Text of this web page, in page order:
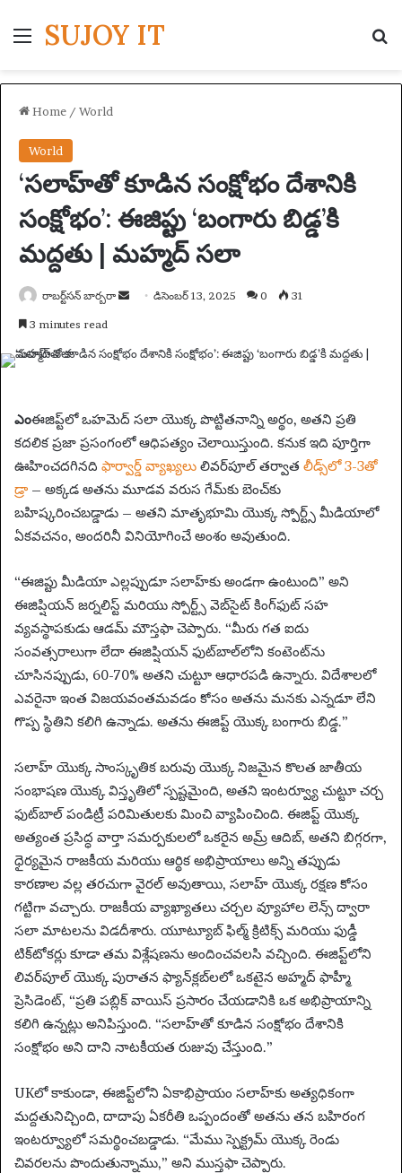
Menu
SUJOY IT
Home / World
World
‘సలాహ్‌తో కూడిన సంక్షోభం దేశానికి
సంక్షోభం’: ఈజిప్టు ‘బంగారు బిడ్డ’కి
మద్దతు | మహ్మద్ సలా
రాబర్ట్‌సన్ బార్బరా
d
e
m
a
i
l
డిసెంబర్ 13, 2025 0 31
3 minutes read
ఎంఈజిప్ట్‌లో ఒహమెద్ సలా యొక్క పొట్టితనాన్ని అర్థం, అతని ప్రతి
కదలిక ప్రజా ప్రసంగంలో ఆధిపత్యం చెలాయిస్తుంది. కనుక ఇది పూర్తిగా
ఊహించదగినది ఫార్వార్డ్ వ్యాఖ్యలు లివర్‌పూల్ తర్వాత లీడ్స్‌లో 3-3తో
డ్రా – అక్కడ అతను మూడవ వరుస గేమ్‌కు బెంచ్‌కు
బహిష్కరించబడ్డాడు – అతని మాతృభూమి యొక్క స్పోర్ట్స్ మీడియాలో
ఏకవచనం, అందరినీ వినియోగించే అంశం అవుతుంది.
“ఈజిప్టు మీడియా ఎల్లప్పుడూ సలాహ్‌కు అండగా ఉంటుంది” అని
ఈజిప్షియన్ జర్నలిస్ట్ మరియు స్పోర్ట్స్ వెబ్‌సైట్ కింగ్‌ఫుట్ సహ
వ్యవస్థాపకుడు ఆడమ్ మౌస్తఫా చెప్పారు. “మీరు గత ఐదు
సంవత్సరాలుగా లేదా ఈజిప్షియన్ ఫుట్‌బాల్‌లోని కంటెంట్‌ను
చూసినప్పుడు, 60-70% అతని చుట్టూ ఆధారపడి ఉన్నారు. విదేశాలలో
ఎవరైనా ఇంత విజయవంతమవడం కోసం అతను మనకు ఎన్నడూ లేని
గొప్ప స్థితిని కలిగి ఉన్నాడు. అతను ఈజిప్ట్ యొక్క బంగారు బిడ్డ.”
సలాహ్ యొక్క సాంస్కృతిక బరువు యొక్క నిజమైన కొలత జాతీయ
సంభాషణ యొక్క విస్తృతిలో స్పష్టమైంది, అతని ఇంటర్వ్యూ చుట్టూ చర్చ
ఫుట్‌బాల్ పండిట్రీ పరిమితులకు మించి వ్యాపించింది. ఈజిప్ట్ యొక్క
అత్యంత ప్రసిద్ధ వార్తా సమర్పకులలో ఒకరైన అమ్ర్ ఆదిబ్, అతని బిగ్గరగా,
ధైర్యమైన రాజకీయ మరియు ఆర్థిక అభిప్రాయాలు అన్ని తప్పుడు
కారణాల వల్ల తరచుగా వైరల్ అవుతాయి, సలాహ్ యొక్క రక్షణ కోసం
గట్టిగా వచ్చారు. రాజకీయ వ్యాఖ్యాతలు చర్చల వ్యూహాల లెన్స్ ద్వారా
సలా మాటలను విడదీశారు. యూట్యూబ్ ఫిల్మ్ క్రిటిక్స్ మరియు ఫుడ్డీ
టిక్‌టోకర్లు కూడా తమ విశ్లేషణను అందించవలసి వచ్చింది. ఈజిప్ట్‌లోని
లివర్‌పూల్ యొక్క పురాతన ఫ్యాన్‌క్లబ్‌లలో ఒకటైన అహ్మద్ ఫాహ్మీ
ప్రెసిడెంట్, “ప్రతి పబ్లిక్ వాయిస్ ప్రసారం చేయడానికి ఒక అభిప్రాయాన్ని
కలిగి ఉన్నట్లు అనిపిస్తుంది. “సలాహ్‌తో కూడిన సంక్షోభం దేశానికి
సంక్షోభం అని దాని నాటకీయత రుజువు చేస్తుంది.”
UKలో కాకుండా, ఈజిప్ట్‌లోని ఏకాభిప్రాయం సలాహ్‌కు అత్యధికంగా
మద్దతునిచ్చింది, దాదాపు ఏకరీతి ఒప్పందంతో అతను తన బహిరంగ
ఇంటర్వ్యూలో సమర్థించబడ్డాడు. “మేము స్పెక్ట్రమ్ యొక్క రెండు
చివరలను పొందుతున్నాము,” అని ముస్తఫా చెప్పారు.